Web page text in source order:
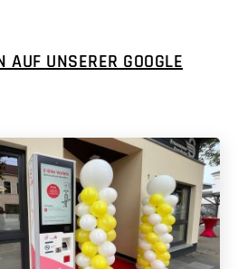
AUF UNSERER GOOGLE